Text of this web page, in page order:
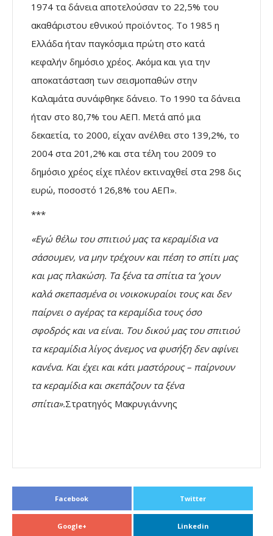
1974 τα δάνεια αποτελούσαν το 22,5% του
ακαθάριστου εθνικού προϊόντος. Το 1985 η
Ελλάδα ήταν παγκόσµια πρώτη στο κατά
κεφαλήν δηµόσιο χρέος. Ακόµα και για την
αποκατάσταση των σεισµοπαθών στην
Καλαµάτα συνάφθηκε δάνειο. Το 1990 τα δάνεια
ήταν στο 80,7% του ΑΕΠ. Μετά από µια
δεκαετία, το 2000, είχαν ανέλθει στο 139,2%, το
2004 στα 201,2% και στα τέλη του 2009 το
δηµόσιο χρέος είχε πλέον εκτιναχθεί στα 298 δις
ευρώ, ποσοστό 126,8% του ΑΕΠ».
***
«Εγώ θέλω του σπιτιού µας τα κεραµίδια να
σάσουµεν, να µην τρέχουν και πέση το σπίτι µας
και µας πλακώση. Τα ξένα τα σπίτια τα ’χουν
καλά σκεπασµένα οι νοικοκυραίοι τους και δεν
παίρνει ο αγέρας τα κεραµίδια τους όσο
σφοδρός και να είναι. Του δικού µας του σπιτιού
τα κεραµίδια λίγος άνεµος να φυσήξη δεν αφίνει
κανένα. Και έχει και κάτι µαστόρους – παίρνουν
τα κεραµίδια και σκεπάζουν τα ξένα
σπίτια».Στρατηγός Μακρυγιάννης
Facebook Twitter
Google+ Linkedin